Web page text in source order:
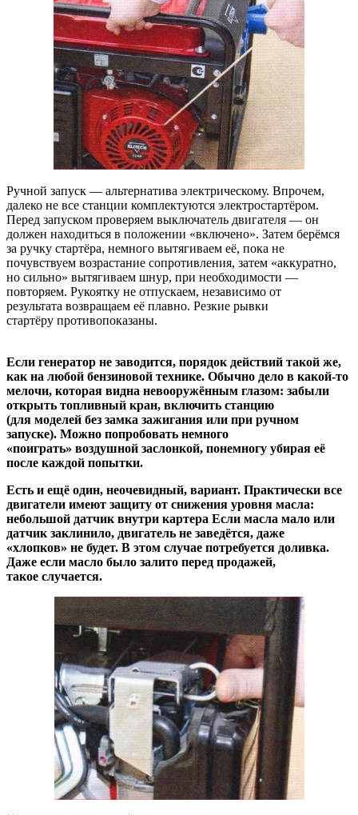
Ручной запуск — альтернатива электрическому. Впрочем,
далеко не все станции комплектуются электростартёром.
Перед запуском проверяем выключатель двигателя — он
должен находиться в положении «включено». Затем берёмся
за ручку стартёра, немного вытягиваем её, пока не
почувствуем возрастание сопротивления, затем «аккуратно,
но сильно» вытягиваем шнур, при необходимости —
повторяем. Рукоятку не отпускаем, независимо от
результата возвращаем её плавно. Резкие рывки
стартёру противопоказаны.
Если генератор не заводится, порядок действий такой же,
как на любой бензиновой технике. Обычно дело в какой-то
мелочи, которая видна невооружённым глазом: забыли
открыть топливный кран, включить станцию
(для моделей без замка зажигания или при ручном
запуске). Можно попробовать немного
«поиграть» воздушной заслонкой, понемногу убирая её
после каждой попытки.
Есть и ещё один, неочевидный, вариант. Практически все
двигатели имеют защиту от снижения уровня масла:
небольшой датчик внутри картера Если масла мало или
датчик заклинило, двигатель не заведётся, даже
«хлопков» не будет. В этом случае потребуется доливка.
Даже если масло было залито перед продажей,
такое случается.